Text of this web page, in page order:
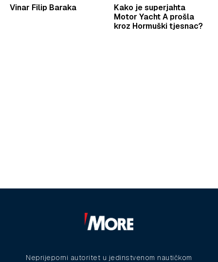
Vinar Filip Baraka
Kako je superjahta
Motor Yacht A prošla
kroz Hormuški tjesnac?
Neprijeporni autoritet u jedinstvenom nautičkom